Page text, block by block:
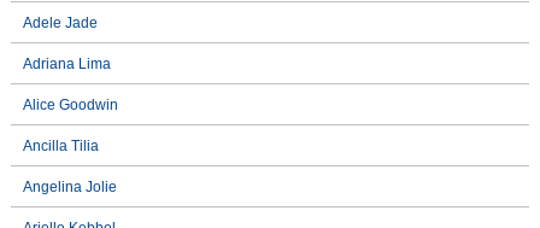
Adele Jade
Adriana Lima
Alice Goodwin
Ancilla Tilia
Angelina Jolie